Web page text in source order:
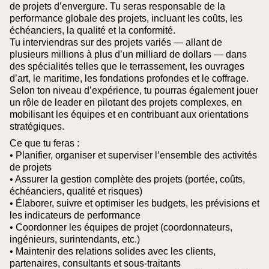
de projets d’envergure. Tu seras responsable de la
performance globale des projets, incluant les coûts, les
échéanciers, la qualité et la conformité.
Tu interviendras sur des projets variés — allant de
plusieurs millions à plus d’un milliard de dollars — dans
des spécialités telles que le terrassement, les ouvrages
d’art, le maritime, les fondations profondes et le coffrage.
Selon ton niveau d’expérience, tu pourras également jouer
un rôle de leader en pilotant des projets complexes, en
mobilisant les équipes et en contribuant aux orientations
stratégiques.
Ce que tu feras :
• Planifier, organiser et superviser l’ensemble des activités
de projets
• Assurer la gestion complète des projets (portée, coûts,
échéanciers, qualité et risques)
• Élaborer, suivre et optimiser les budgets, les prévisions et
les indicateurs de performance
• Coordonner les équipes de projet (coordonnateurs,
ingénieurs, surintendants, etc.)
• Maintenir des relations solides avec les clients,
partenaires, consultants et sous-traitants